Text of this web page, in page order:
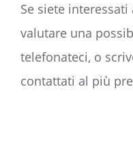
Se siete
valutare una
telefonateci, o
contattati al più